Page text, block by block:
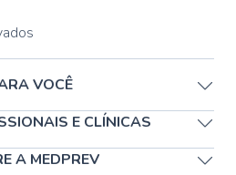
VOCÊ
E CLÍNICAS
A MEDPREV